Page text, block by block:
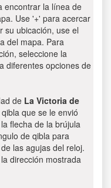
encontrar la línea de
Use '+' para acercar
su ubicación, use el
del mapa. Para
seleccione la
diferentes opciones de
de La Victoria de
que se le envió
flecha de la brújula
de qibla para
las agujas del reloj.
dirección mostrada